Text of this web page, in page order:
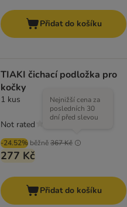
Přidat do košíku
TIAKI čichací podložka pro
kočky
1 kus
-24.52% běžně367 Kč
Nejnižší cena za
posledních 30
dní před slevou
277 Kč
Not rated
Přidat do košíku